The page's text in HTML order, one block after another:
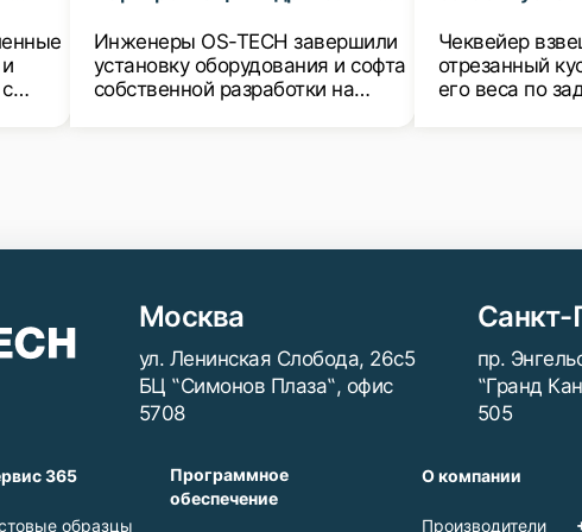
предприятии заказчика
Инженеры OS-TECH завершили
установку оборудования и софта
собственной разработки на
в минуту
Чеквейер
отрезанный
его веса по
Москва
ул. Ленинская Слобода, 26с5
БЦ ‟Симонов Плаза‟, офис
5708
Санкт-
пр.
‟Гранд
505
365
образцы
Программное
обеспечение
О компании
Производители